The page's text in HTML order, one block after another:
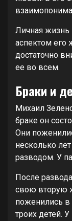
Личная
аспектом его
достаточно
ее во всем.
Браки и
Михаил
браке он
Они
несколько
разводом. У
После
свою вторую
поженились в
троих детей.